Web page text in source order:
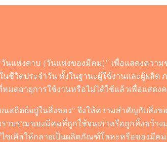
วันแห่งดาบ (วันแห่งของมีคม)" เพื่อแสดงคว
นชีวิตประจำวัน ทั้งในฐานะผู้ใช้งานและผู้ผลิต
มดอายุการใช้งานหรือไม่ได้ใช้แล้วเพื่อแสดง
ถิตย์อยู่ในสิ่งของ" จึงให้ความสำคัญกับสิ่งขอ
รวบรวมของมีคมที่ถูกใช้จนเก่าหรือถูกทิ้งขว้า
ซเคิลให้กลายเป็นผลิตภัณฑ์โลหะหรือของมีค